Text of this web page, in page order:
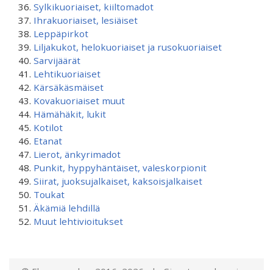
Sylkikuoriaiset, kiiltomadot
Ihrakuoriaiset, lesiäiset
Leppäpirkot
Liljakukot, helokuoriaiset ja rusokuoriaiset
Sarvijäärät
Lehtikuoriaiset
Kärsäkäsmäiset
Kovakuoriaiset muut
Hämähäkit, lukit
Kotilot
Etanat
Lierot, änkyrimadot
Punkit, hyppyhäntäiset, valeskorpionit
Siirat, juoksujalkaiset, kaksoisjalkaiset
Toukat
Äkämiä lehdillä
Muut lehtivioitukset